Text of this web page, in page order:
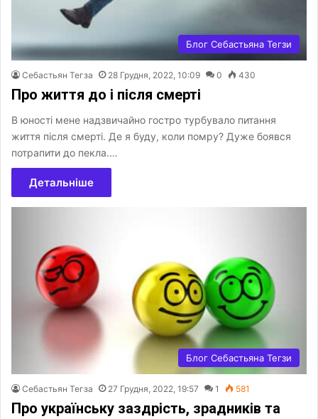
Блог Себастьяна Тегзи
Себастьян Тегза 28 Грудня, 2022, 10:09 0 430
Про життя до і після смерті
В юності мене надзвичайно гостро турбувало питання
життя після смерті. Де я буду, коли помру? Дуже боявся
потрапити до пекла.…
Детальніше
Блог Себастьяна Тегзи
Себастьян Тегза 27 Грудня, 2022, 19:57 1 581
Про українську заздрість, зрадників та